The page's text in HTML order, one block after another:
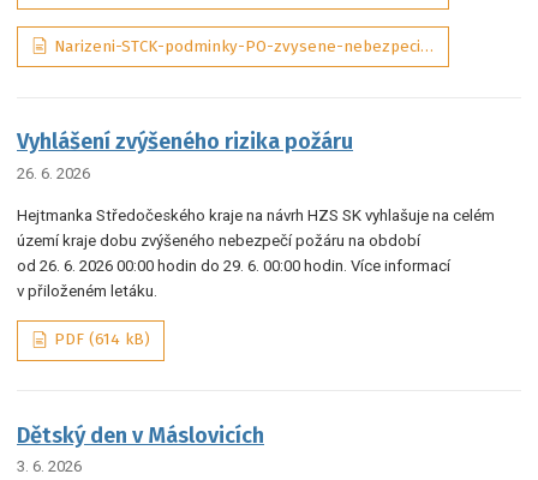
Narizeni-STCK-podminky-PO-zvysene-nebezpeci-pozaru-01-2025-ASPI_tObrJIM, PDF (131 kB)
Vyhlášení zvýšeného rizika požáru
26. 6. 2026
Hejtmanka Středočeského kraje na návrh HZS SK vyhlašuje na celém
území kraje dobu zvýšeného nebezpečí požáru na období
od 26. 6. 2026 00:00 hodin do 29. 6. 00:00 hodin. Více informací
v přiloženém letáku.
PDF (614 kB)
Dětský den v Máslovicích
3. 6. 2026